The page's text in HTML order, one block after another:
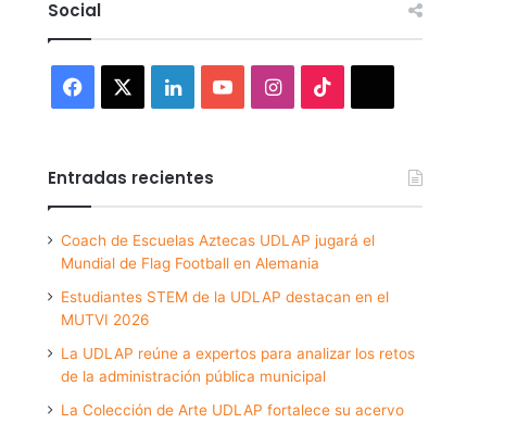
Social
Facebook LinkedInYouTubeInstagram
Entradas recientes
Coach de Escuelas Aztecas UDLAP jugará el
Mundial de Flag Football en Alemania
Estudiantes STEM de la UDLAP destacan en el
MUTVI 2026
La UDLAP reúne a expertos para analizar los retos
de la administración pública municipal
La Colección de Arte UDLAP fortalece su acervo